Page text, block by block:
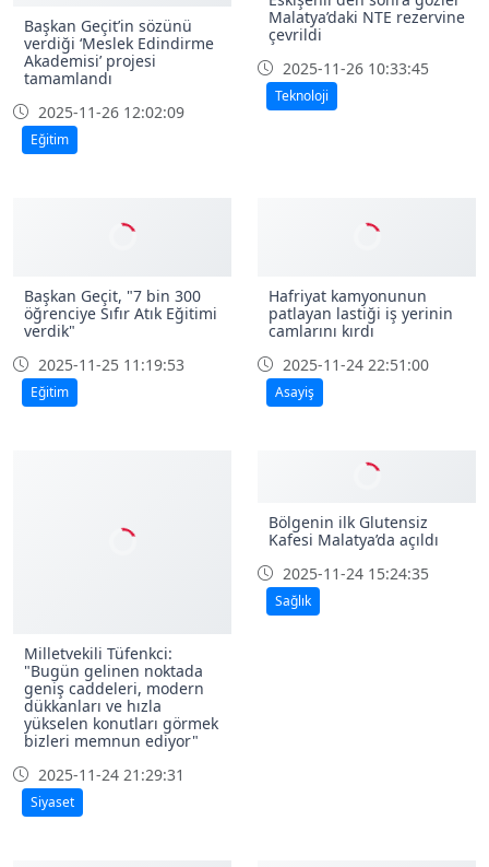
Başkan Geçit’in sözünü
verdiği ‘Meslek Edindirme
Akademisi’ projesi
tamamlandı
2025-11-26 12:02:09
Eğitim
Malatya’daki NTE rezervine
çevrildi
2025-11-26 10:33:45
Teknoloji
Başkan Geçit, "7 bin 300
öğrenciye Sıfır Atık Eğitimi
verdik"
2025-11-25 11:19:53
Eğitim
Hafriyat kamyonunun
patlayan lastiği iş yerinin
camlarını kırdı
2025-11-24 22:51:00
Asayiş
Milletvekili Tüfenkci:
"Bugün gelinen noktada
geniş caddeleri, modern
dükkanları ve hızla
yükselen konutları görmek
bizleri memnun ediyor"
2025-11-24 21:29:31
Siyaset
Bölgenin ilk Glutensiz
Kafesi Malatya’da açıldı
2025-11-24 15:24:35
Sağlık